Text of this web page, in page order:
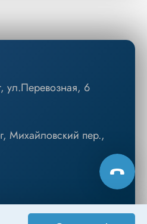
ул.Перевозная, 6
Михайловский пер.,